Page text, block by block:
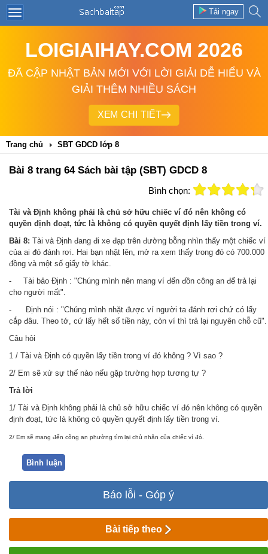
Tải ngay
LOIGIAIHAY.COM 2026
ĐÃ CẬP NHẬT BẢN MỚI VỚI LỜI GIẢI DỄ HIỂU VÀ
GIẢI THÊM NHIỀU SÁCH
XEM CHI TIẾT
Trang chủ SBT GDCD lớp 8
Bài 8 trang 64 Sách bài tập (SBT) GDCD 8
Bình chọn:
Tài và Định không phải là chủ sở hữu chiếc ví đó nên không có
quyền định đoạt, tức là không có quyền quyết định lấy tiền trong ví.
Bài 8: Tài và Định đang đi xe đạp trên đường bỗng nhìn thấy một chiếc ví
của ai đó đánh rơi. Hai bạn nhặt lên, mở ra xem thấy trong đó có 700.000
đồng và một số giấy tờ khác.
- Tài bảo Định : "Chúng mình nên mang ví đến đồn công an để trả lại
cho người mất".
- Định nói : "Chúng mình nhặt được ví người ta đánh rơi chứ có lấy
cắp đâu. Theo tớ, cứ lấy hết số tiền này, còn ví thì trả lại nguyên chỗ cũ".
Câu hỏi
1 / Tài và Định có quyền lấy tiền trong ví đó không ? Vì sao ?
2/ Em sẽ xử sự thế nào nếu gặp trường hợp tương tự ?
Trảlời
1/ Tài và Định không phải là chủ sở hữu chiếc ví đó nên không có quyền
định đoạt, tức là không có quyền quyết định lấy tiền trong ví
2/ Em sẽ mang đến công an phường tìm lại chủ nhân của chiếc ví đó.
Bình luận
Báo lỗi - Góp ý
Bài tiếp theo